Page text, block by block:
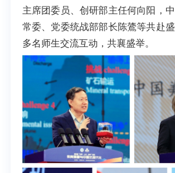
主席团委员、创研部主任何向阳，
常委、党委统战部部长陈鷟等共赴
多名师生交流互动，共襄盛举。